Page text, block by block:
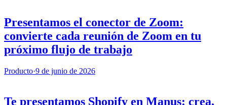
Presentamos el conector de Zoom:
convierte cada reunión de Zoom en tu
próximo flujo de trabajo
Producto·9 de junio de 2026
Te presentamos Shopify en Manus: crea,